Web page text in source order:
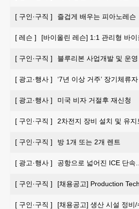
[ 구인·구직 ] 즐겁게 배우는 피아노레슨
[ 레슨 ] [바이올린 레슨] 1:1 관리형 바
[ 구인·구직 ] 블루리본 사업개발 및 운
[ 광고·행사 ] ‘7년 이상 거주’ 장기체류
[ 광고·행사 ] 미국 비자 거절후 재신청
[ 구인·구직 ] 2차전지 장비 설치 및 유
[ 구인·구직 ] 방 1개 또는 2개 렌트
[ 광고·행사 ] 공항으로 넓어진 ICE 단
[ 구인·구직 ] [채용공고] Production
[ 구인·구직 ] [채용공고] 생산 시설 정비